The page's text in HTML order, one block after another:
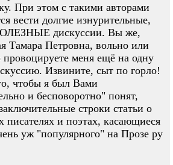
При этом с такими авторами
вести долгие изнурительные,
дискуссии. Вы же,
Тамара Петровна, вольно или
провоцируете меня ещё на одну
Извините, сыт по горло!
чтобы я был Вами
и бесповоротно" понят,
строки статьи о
писателях и поэтах, касающиеся
уж "популярного" на Прозе ру